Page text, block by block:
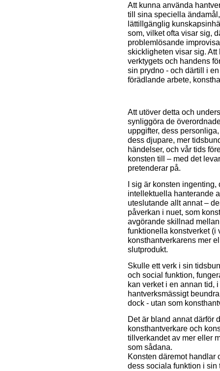
Att kunna använda
till sina speciella
lättillgänglig
som, vilket ofta visar sig,
problemlösande
skickligheten visar sig.
verktygets och handens
sin prydno - och därtill i
förädlande arbete,
Att utöver detta och
synliggöra de
uppgifter, dess
dess djupare, mer
händelser, och vår tids
konsten till – med det
pretenderar på.
I sig är konsten ingenting,
intellektuella hanterande
uteslutande allt annat –
påverkan i nuet, som
avgörande skillnad
funktionella konstverket (i
konsthantverkarens mer
slutprodukt.
Skulle ett verk i sin
och social funktion,
kan verket i en annan tid,
hantverksmässigt
dock - utan som
Det är bland annat därför
konsthantverkare och
tillverkandet av mer eller
som sådana.
Konsten däremot handlar
dess sociala funktion i